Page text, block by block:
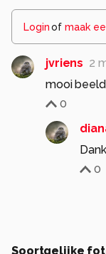
Loginof maak
jvriens 2
mooi beeld
0
0
Soortgelijke